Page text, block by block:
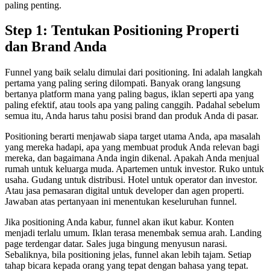
paling penting.
Step 1: Tentukan Positioning Properti
dan Brand Anda
Funnel yang baik selalu dimulai dari positioning. Ini adalah langkah
pertama yang paling sering dilompati. Banyak orang langsung
bertanya platform mana yang paling bagus, iklan seperti apa yang
paling efektif, atau tools apa yang paling canggih. Padahal sebelum
semua itu, Anda harus tahu posisi brand dan produk Anda di pasar.
Positioning berarti menjawab siapa target utama Anda, apa masalah
yang mereka hadapi, apa yang membuat produk Anda relevan bagi
mereka, dan bagaimana Anda ingin dikenal. Apakah Anda menjual
rumah untuk keluarga muda. Apartemen untuk investor. Ruko untuk
usaha. Gudang untuk distribusi. Hotel untuk operator dan investor.
Atau jasa pemasaran digital untuk developer dan agen properti.
Jawaban atas pertanyaan ini menentukan keseluruhan funnel.
Jika positioning Anda kabur, funnel akan ikut kabur. Konten
menjadi terlalu umum. Iklan terasa menembak semua arah. Landing
page terdengar datar. Sales juga bingung menyusun narasi.
Sebaliknya, bila positioning jelas, funnel akan lebih tajam. Setiap
tahap bicara kepada orang yang tepat dengan bahasa yang tepat.